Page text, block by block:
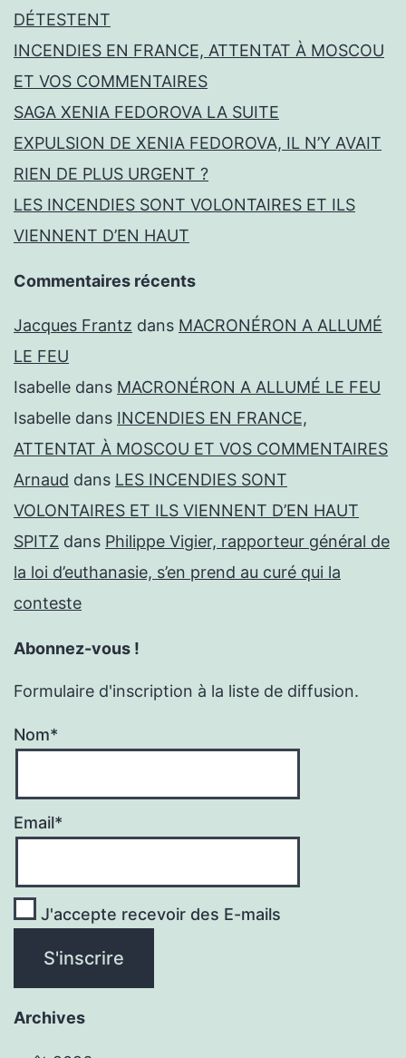
DÉTESTENT
INCENDIES EN FRANCE, ATTENTAT À MOSCOU
ET VOS COMMENTAIRES
SAGA XENIA FEDOROVA LA SUITE
EXPULSION DE XENIA FEDOROVA, IL N’Y AVAIT
RIEN DE PLUS URGENT ?
LES INCENDIES SONT VOLONTAIRES ET ILS
VIENNENT D’EN HAUT
Commentaires récents
Jacques Frantz dans MACRONÉRON A ALLUMÉ
LE FEU
Isabelle dans MACRONÉRON A ALLUMÉ LE FEU
Isabelle dans INCENDIES EN FRANCE,
ATTENTAT À MOSCOU ET VOS COMMENTAIRES
Arnaud dans LES INCENDIES SONT
VOLONTAIRES ET ILS VIENNENT D’EN HAUT
SPITZ dans Philippe Vigier, rapporteur général de
la loi d’euthanasie, s’en prend au curé qui la
conteste
Abonnez-vous !
Formulaire d'inscription à la liste de diffusion.
Nom*
Email*
J'accepte recevoir des E-mails
Archives